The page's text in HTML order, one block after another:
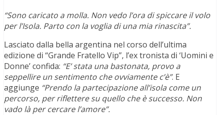
“Sono caricato a molla. Non vedo l’ora di spiccare il volo
per l’Isola. Parto con la voglia di una mia rinascita”.
Lasciato dalla bella argentina nel corso dell’ultima
edizione di “Grande Fratello Vip”, l’ex tronista di ‘Uomini e
Donne’ confida: “E’ stata una bastonata, provo a
seppellire un sentimento che ovviamente c’è”. E
aggiunge “Prendo la partecipazione all’isola come un
percorso, per riflettere su quello che è successo. Non
vado là per cercare l’amore”.